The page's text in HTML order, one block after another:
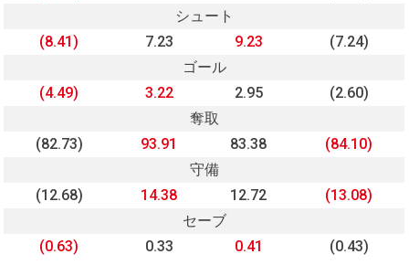
シュート
(8.41)
7.23 9.23
(7.24)
ゴール
(4.49)
3.22 2.95
(2.60)
奪取
(82.73)
93.91 83.38
(84.10)
守備
(12.68)
14.38 12.72
(13.08)
セーブ
(0.63)
0.33 0.41 (0.43)